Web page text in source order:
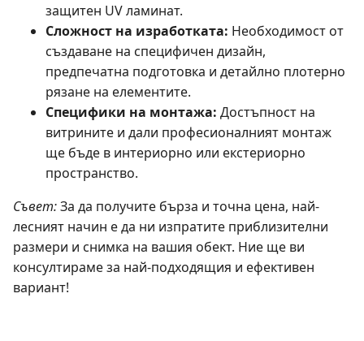
защитен UV ламинат.
Сложност на изработката: Необходимост от
създаване на специфичен дизайн,
предпечатна подготовка и детайлно плотерно
рязане на елементите.
Специфики на монтажа: Достъпност на
витрините и дали професионалният монтаж
ще бъде в интериорно или екстериорно
пространство.
Съвет:За да получите бърза и точна цена, най-
лесният начин е да ни изпратите приблизителни
размери и снимка на вашия обект. Ние ще ви
консултираме за най-подходящия и ефективен
вариант!